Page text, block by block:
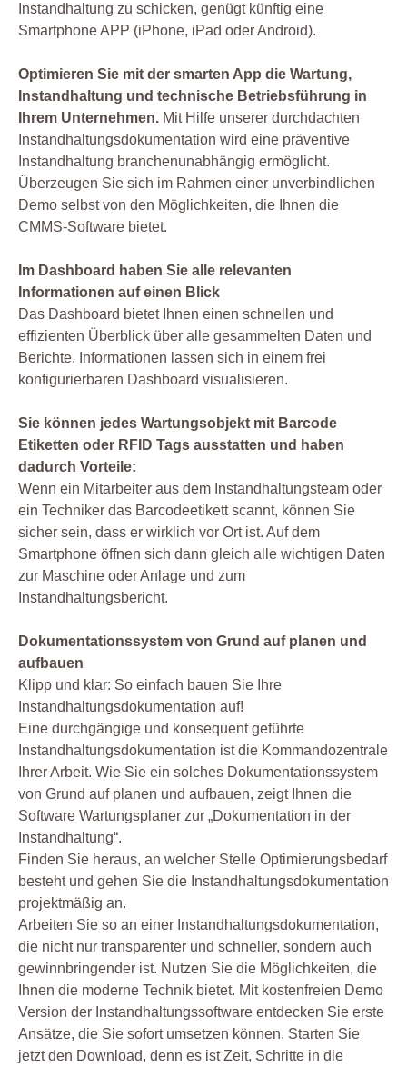
Instandhaltung zu schicken, genügt künftig eine
Smartphone APP (iPhone, iPad oder Android).
Optimieren Sie mit der smarten App die Wartung,
Instandhaltung und technische Betriebsführung in
Ihrem Unternehmen. Mit Hilfe unserer durchdachten
Instandhaltungsdokumentation wird eine präventive
Instandhaltung branchenunabhängig ermöglicht.
Überzeugen Sie sich im Rahmen einer unverbindlichen
Demo selbst von den Möglichkeiten, die Ihnen die
CMMS-Software bietet.
Im Dashboard haben Sie alle relevanten
Informationen auf einen Blick
Das Dashboard bietet Ihnen einen schnellen und
effizienten Überblick über alle gesammelten Daten und
Berichte. Informationen lassen sich in einem frei
konfigurierbaren Dashboard visualisieren.
Sie können jedes Wartungsobjekt mit Barcode
Etiketten oder RFID Tags ausstatten und haben
dadurch Vorteile:
Wenn ein Mitarbeiter aus dem Instandhaltungsteam oder
ein Techniker das Barcodeetikett scannt, können Sie
sicher sein, dass er wirklich vor Ort ist. Auf dem
Smartphone öffnen sich dann gleich alle wichtigen Daten
zur Maschine oder Anlage und zum
Instandhaltungsbericht.
Dokumentationssystem von Grund auf planen und
aufbauen
Klipp und klar: So einfach bauen Sie Ihre
Instandhaltungsdokumentation auf!
Eine durchgängige und konsequent geführte
Instandhaltungsdokumentation ist die Kommandozentrale
Ihrer Arbeit. Wie Sie ein solches Dokumentationssystem
von Grund auf planen und aufbauen, zeigt Ihnen die
Software Wartungsplaner zur „Dokumentation in der
Instandhaltung“.
Finden Sie heraus, an welcher Stelle Optimierungsbedarf
besteht und gehen Sie die Instandhaltungsdokumentation
projektmäßig an.
Arbeiten Sie so an einer Instandhaltungsdokumentation,
die nicht nur transparenter und schneller, sondern auch
gewinnbringender ist. Nutzen Sie die Möglichkeiten, die
Ihnen die moderne Technik bietet. Mit kostenfreien Demo
Version der Instandhaltungssoftware entdecken Sie erste
Ansätze, die Sie sofort umsetzen können. Starten Sie
jetzt den Download, denn es ist Zeit, Schritte in die